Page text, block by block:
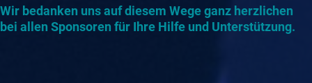
Wir bedanken uns auf diesem Wege ganz herzlichen
bei allen Sponsoren für Ihre Hilfe und Unterstützung.